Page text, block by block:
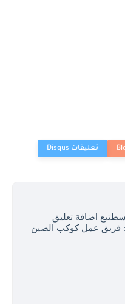
اضافة تعليق
: فريق عمل كوكب الصين